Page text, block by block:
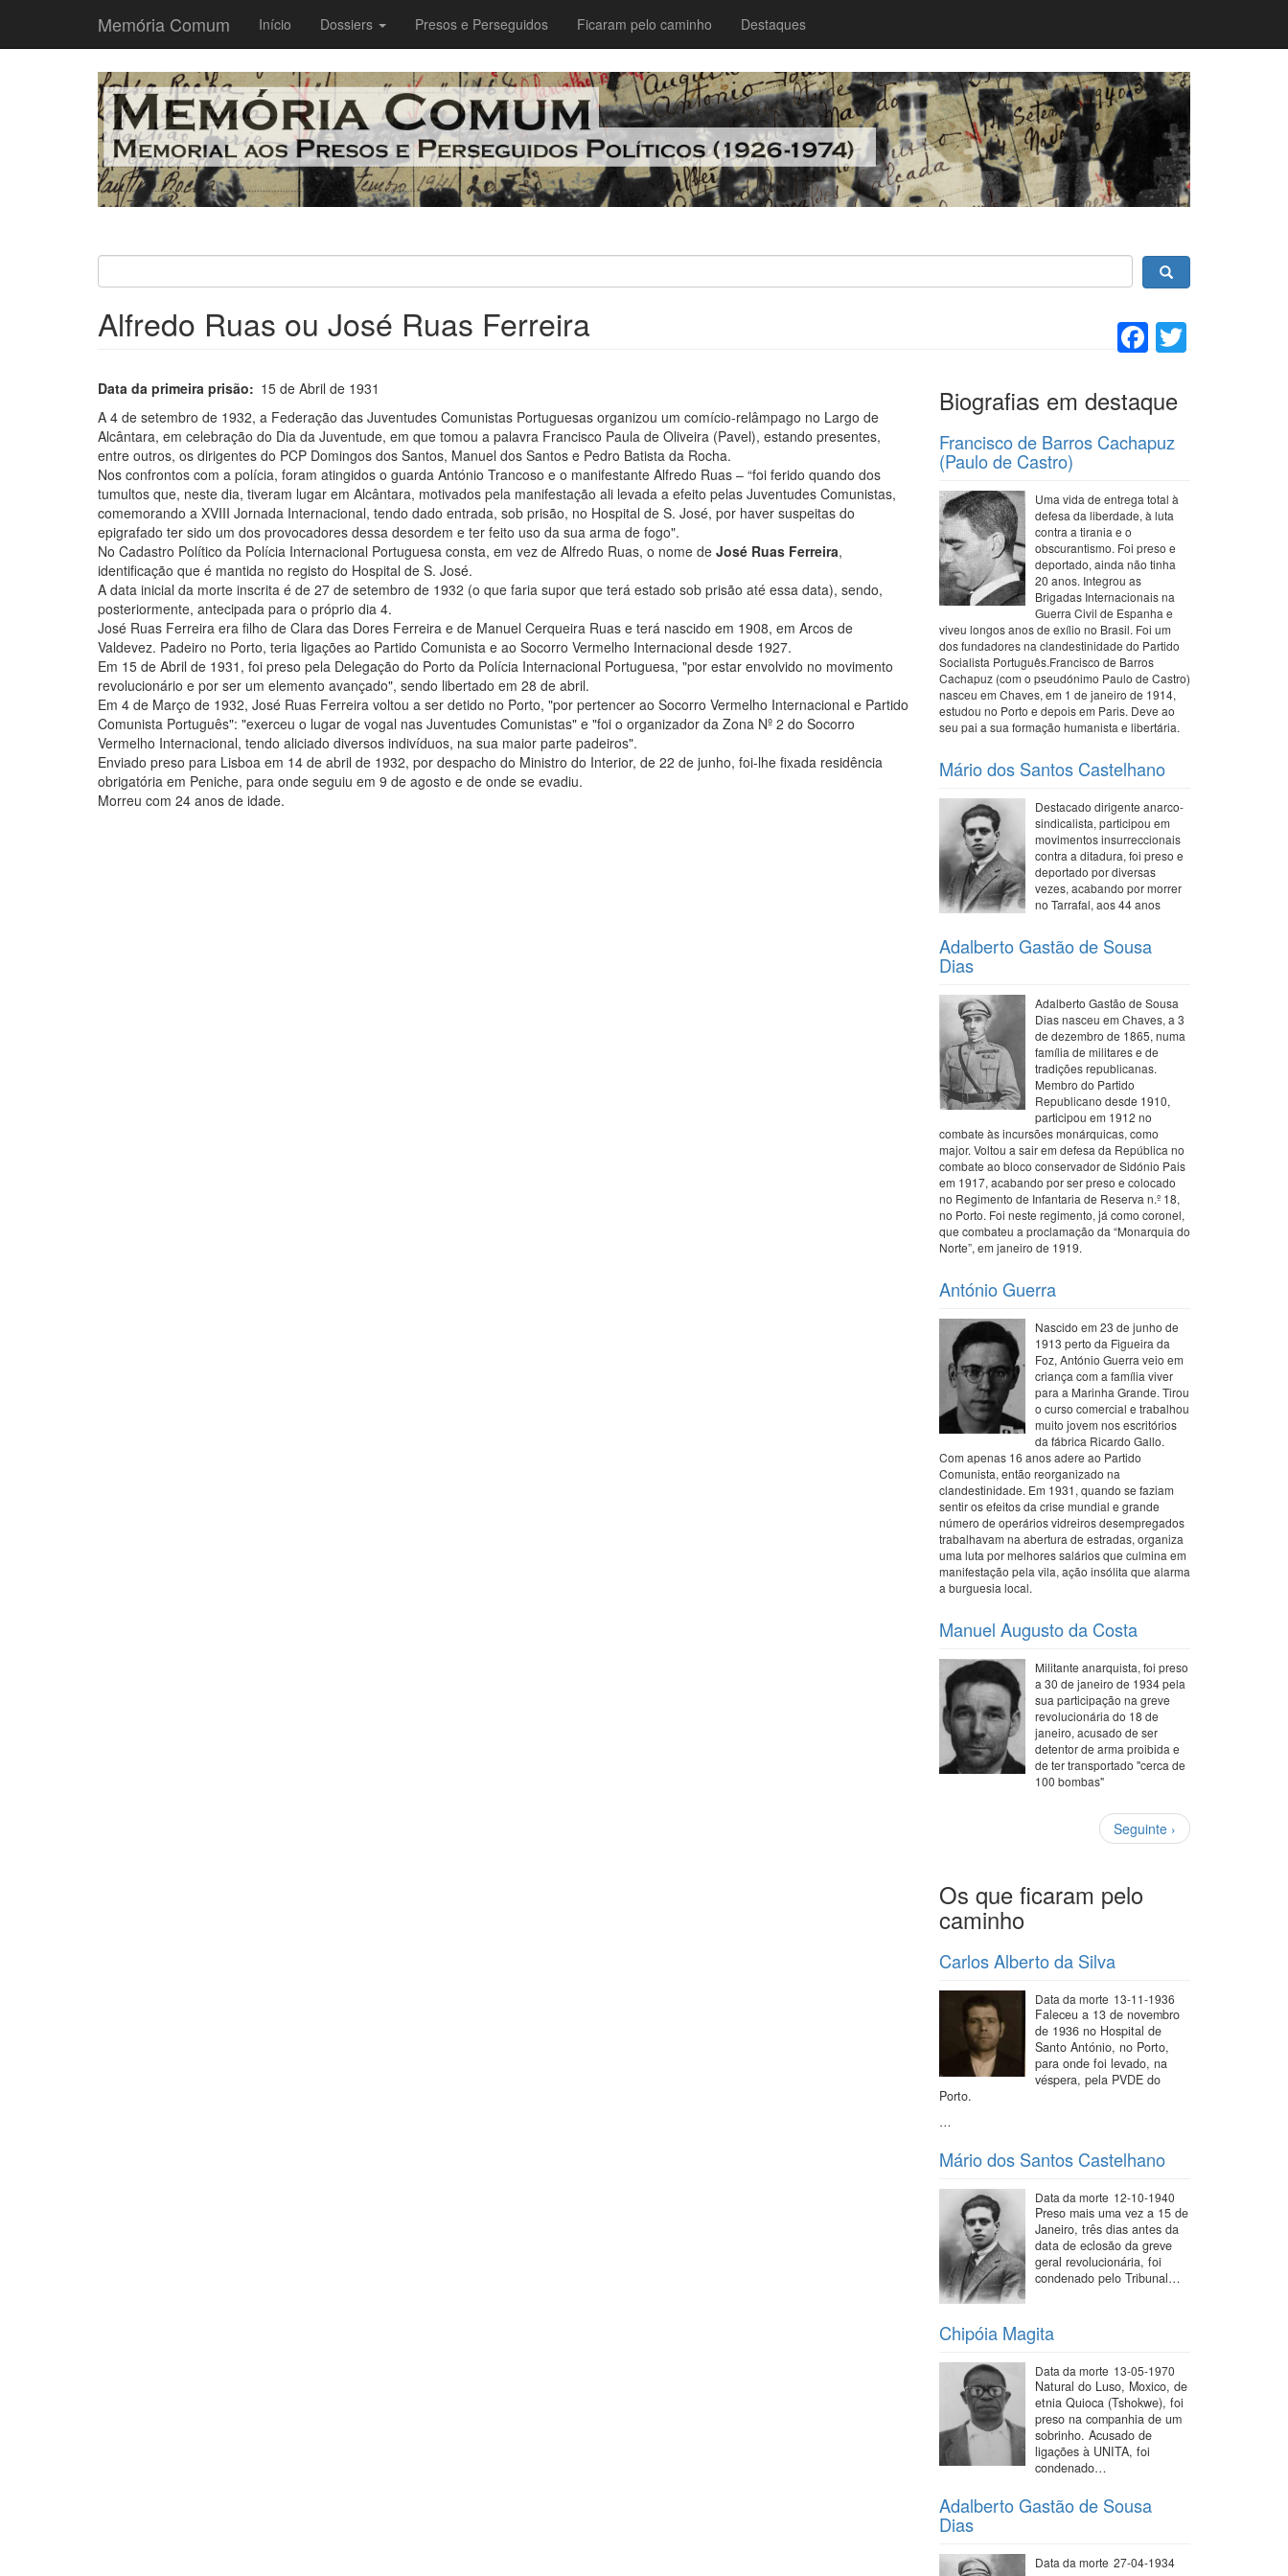
Memória Comum
Main
navigation
Início Dossiers Presos e Perseguidos Ficaram pelo caminho Destaques
Facebook
Alfredo Ruas ou José Ruas Ferreira
Data da primeira prisão
15 de Abril de 1931
A 4 de setembro de 1932, a Federação das Juventudes Comunistas Portuguesas organizou um comício-relâmpago no Largo de
Alcântara, em celebração do Dia da Juventude, em que tomou a palavra Francisco Paula de Oliveira (Pavel), estando presentes,
entre outros, os dirigentes do PCP Domingos dos Santos, Manuel dos Santos e Pedro Batista da Rocha.
Nos confrontos com a polícia, foram atingidos o guarda António Trancoso e o manifestante Alfredo Ruas – “foi ferido quando dos
tumultos que, neste dia, tiveram lugar em Alcântara, motivados pela manifestação ali levada a efeito pelas Juventudes Comunistas,
comemorando a XVIII Jornada Internacional, tendo dado entrada, sob prisão, no Hospital de S. José, por haver suspeitas do
epigrafado ter sido um dos provocadores dessa desordem e ter feito uso da sua arma de fogo".
No Cadastro Político da Polícia Internacional Portuguesa consta, em vez de Alfredo Ruas, o nome de José Ruas Ferreira,
identificação que é mantida no registo do Hospital de S. José.
A data inicial da morte inscrita é de 27 de setembro de 1932 (o que faria supor que terá estado sob prisão até essa data), sendo,
posteriormente, antecipada para o próprio dia 4.
José Ruas Ferreira era filho de Clara das Dores Ferreira e de Manuel Cerqueira Ruas e terá nascido em 1908, em Arcos de
Valdevez. Padeiro no Porto, teria ligações ao Partido Comunista e ao Socorro Vermelho Internacional desde 1927.
Em 15 de Abril de 1931, foi preso pela Delegação do Porto da Polícia Internacional Portuguesa, "por estar envolvido no movimento
revolucionário e por ser um elemento avançado", sendo libertado em 28 de abril.
Em 4 de Março de 1932, José Ruas Ferreira voltou a ser detido no Porto, "por pertencer ao Socorro Vermelho Internacional e Partido
Comunista Português": "exerceu o lugar de vogal nas Juventudes Comunistas" e "foi o organizador da Zona Nº 2 do Socorro
Vermelho Internacional, tendo aliciado diversos indivíduos, na sua maior parte padeiros".
Enviado preso para Lisboa em 14 de abril de 1932, por despacho do Ministro do Interior, de 22 de junho, foi-lhe fixada residência
obrigatória em Peniche, para onde seguiu em 9 de agosto e de onde se evadiu.
Morreu com 24 anos de idade.
Biografias em destaque
Francisco de Barros Cachapuz
(Paulo de Castro)
Uma vida de entrega total à
defesa da liberdade, à luta
contra a tirania e o
obscurantismo. Foi preso e
deportado, ainda não tinha
20 anos. Integrou as
Brigadas Internacionais na
Guerra Civil de Espanha e
viveu longos anos de exílio no Brasil. Foi um
dos fundadores na clandestinidade do Partido
Socialista Português.Francisco de Barros
Cachapuz (com o pseudónimo Paulo de Castro)
nasceu em Chaves, em 1 de janeiro de 1914,
estudou no Porto e depois em Paris. Deve ao
seu pai a sua formação humanista e libertária.
Mário dos Santos Castelhano
Destacado dirigente anarco-
sindicalista, participou em
movimentos insurreccionais
contra a ditadura, foi preso e
deportado por diversas
vezes, acabando por morrer
no Tarrafal, aos 44 anos
Adalberto Gastão de Sousa
Dias
Adalberto Gastão de Sousa
Dias nasceu em Chaves, a 3
de dezembro de 1865, numa
família de militares e de
tradições republicanas.
Membro do Partido
Republicano desde 1910,
participou em 1912 no
combate às incursões monárquicas, como
major. Voltou a sair em defesa da República no
combate ao bloco conservador de Sidónio Pais
em 1917, acabando por ser preso e colocado
no Regimento de Infantaria de Reserva n.º 18,
no Porto. Foi neste regimento, já como coronel,
que combateu a proclamação da “Monarquia do
Norte”, em janeiro de 1919.
António Guerra
Nascido em 23 de junho de
1913 perto da Figueira da
Foz, António Guerra veio em
criança com a família viver
para a Marinha Grande. Tirou
o curso comercial e trabalhou
muito jovem nos escritórios
da fábrica Ricardo Gallo.
Com apenas 16 anos adere ao Partido
Comunista, então reorganizado na
clandestinidade. Em 1931, quando se faziam
sentir os efeitos da crise mundial e grande
número de operários vidreiros desempregados
trabalhavam na abertura de estradas, organiza
uma luta por melhores salários que culmina em
manifestação pela vila, ação insólita que alarma
a burguesia local.
Manuel Augusto da Costa
Militante anarquista, foi preso
a 30 de janeiro de 1934 pela
sua participação na greve
revolucionária do 18 de
janeiro, acusado de ser
detentor de arma proibida e
de ter transportado "cerca de
100 bombas"
Próxima
página
Seguinte ›
Os que ficaram pelo
caminho
Carlos Alberto da Silva
Data da morte 13-11-1936
Faleceu a 13 de novembro
de 1936 no Hospital de
Santo António, no Porto,
para onde foi levado, na
véspera, pela PVDE do
Porto.
…
Mário dos Santos Castelhano
Data da morte 12-10-1940
Preso mais uma vez a 15 de
Janeiro, três dias antes da
data de eclosão da greve
geral revolucionária, foi
condenado pelo Tribunal…
Chipóia Magita
Data da morte 13-05-1970
Natural do Luso, Moxico, de
etnia Quioca (Tshokwe), foi
preso na companhia de um
sobrinho. Acusado de
ligações à UNITA, foi
condenado…
Adalberto Gastão de Sousa
Dias
Data da morte 27-04-1934